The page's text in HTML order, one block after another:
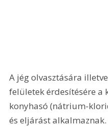
A jég olvasztására
felületek érdesítésére a
konyhasó (nátrium-
és eljárást